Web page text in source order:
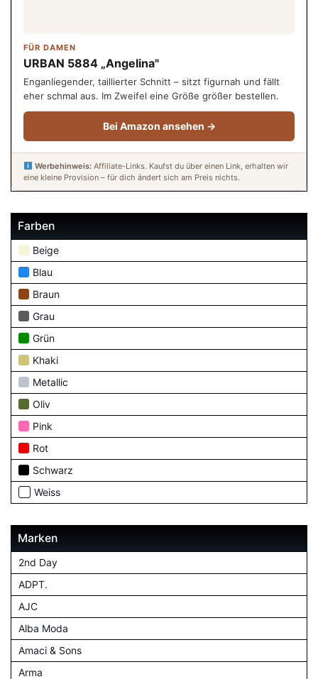
FÜR DAMEN
URBAN 5884 „Angelina"
Enganliegender, taillierter Schnitt – sitzt figurnah und fällt
eher schmal aus. Im Zweifel eine Größe größer bestellen.
Bei Amazon ansehen →
Werbehinweis:Affiliate-Links. Kaufst du über einen Link, erhalten wir
eine kleine Provision – für dich ändert sich am Preis nichts.
Farben
Beige
Blau
Braun
Grau
Grün
Khaki
Metallic
Oliv
Pink
Rot
Schwarz
Weiss
Marken
2nd Day
ADPT.
AJC
Alba Moda
Amaci & Sons
Arma